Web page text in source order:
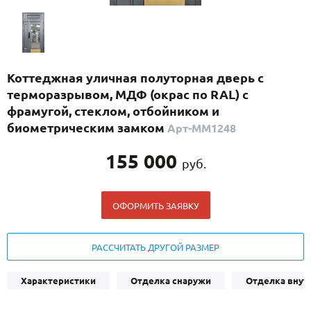
(29)
ПО НАЗНАЧЕНИЮ
ПО КОНСТРУКЦИИ
Популярные двери
ДОСТАВКА
Коттеджная уличная полуторная дверь с
терморазрывом, МДФ (окрас по RAL) с
фрамугой, стеклом, отбойником и
биометрическим замком Арт-ММ1248
155 000 руб.
ОФОРМИТЬ ЗАЯВКУ
РАССЧИТАТЬ ДРУГОЙ РАЗМЕР
Характеристики Отделка снаружи Отделка